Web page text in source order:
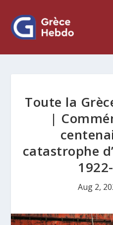
Toute la
|
catastrophe
Aug 2,